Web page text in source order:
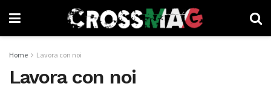
Home Lavora con noi
Lavora con noi